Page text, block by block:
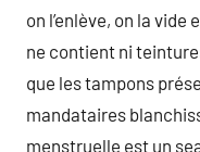
on l’enlève, on la
ne contient ni
que les tampons
mandataires
menstruelle est un